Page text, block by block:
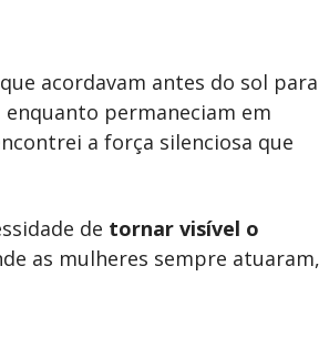
acordavam antes do sol para
permaneciam em
a força silenciosa que
de tornar visível o
as mulheres sempre atuaram,